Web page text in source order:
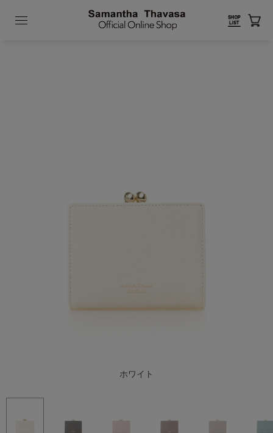
ホワイト
ブラック
ピンク
ブラウン
グレージュ
グリーン
ダルブルー
ラベンダー